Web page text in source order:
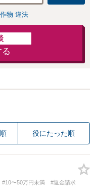
きの対処法、被害
者との示談交渉
物 違法
役にたった順
#10〜50万円未満 #返金請求